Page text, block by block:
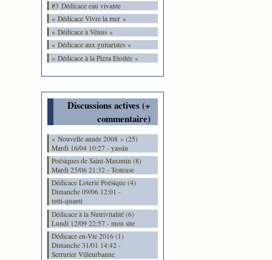
#3 Dédicace eau vivante
« Dédicace Vivre la mer »
« Dédicace à Vénus »
« Dédicace aux guitaristes »
« Dédicace à la Pizza Etoilée »
Discussions actives (+
commentaire)
« Nouvelle année 2008 » (25)
Mardi 16/04 10:27 - yassin
Poésiques de Saint-Maximin (8)
Mardi 25/06 21:32 - Testeuse
Dédicace Loterie Poésique (4)
Dimanche 09/06 12:01 -
tutti-quanti
Dédicace à la Nutrivitalité (6)
Lundi 12/09 22:57 - mon site
Dédicace en-Vie 2016 (1)
Dimanche 31/01 14:42 -
Serrurier Villeurbanne